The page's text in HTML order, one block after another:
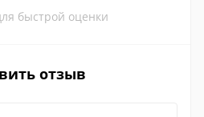
быстрой оценки
отзыв